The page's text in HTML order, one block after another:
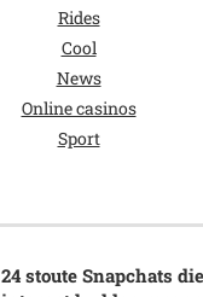
Rides
Cool
News
Online casinos
Sport
24 stoute Snapchats